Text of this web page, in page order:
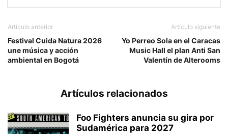
Artículo anterior
Festival Cuida Natura 2026
une música y acción
ambiental en Bogotá
Artículo siguiente
Yo Perreo Sola en el Caracas
Music Hall el plan Anti San
Valentín de Alterooms
Artículos relacionados
Foo Fighters anuncia su gira por
Sudamérica para 2027